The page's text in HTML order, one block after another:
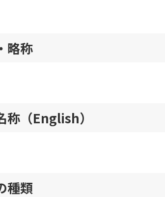
略称
称（English）
種類